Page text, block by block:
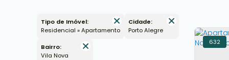
Tipo de Imóvel:
Residencial » Apartamento
Cidade:
Porto Alegre
Bairro:
Vila Nova
632